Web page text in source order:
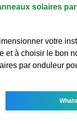
solaires
votre
et à choisir le bon
par onduleur